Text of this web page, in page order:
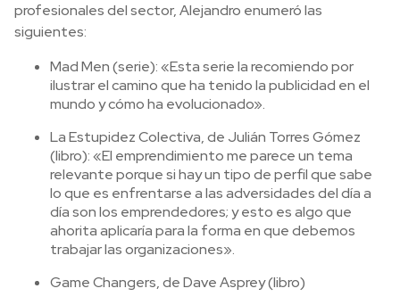
profesionales del sector, Alejandro enumeró las
siguientes:
Mad Men (serie): «Esta serie la recomiendo por
ilustrar el camino que ha tenido la publicidad en el
mundo y cómo ha evolucionado».
La Estupidez Colectiva, de Julián Torres Gómez
(libro): «El emprendimiento me parece un tema
relevante porque si hay un tipo de perfil que sabe
lo que es enfrentarse a las adversidades del día a
día son los emprendedores; y esto es algo que
ahorita aplicaría para la forma en que debemos
trabajar las organizaciones».
Game Changers, de Dave Asprey (libro)